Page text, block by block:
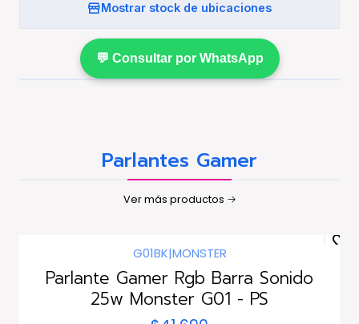
Mostrar stock de ubicaciones
💬 Consultar por WhatsApp
Parlantes Gamer
Ver más productos
G01BK|MONSTER
Parlante Gamer Rgb Barra Sonido
25w Monster G01 - PS